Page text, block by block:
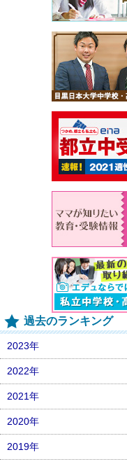
過去のランキング
2023年
2022年
2021年
2020年
2019年